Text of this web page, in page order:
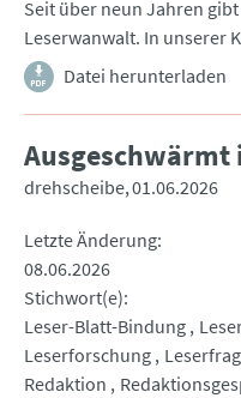
Seit über neun Jahren
Leserwanwalt. In unserer
Datei herunterladen
Ausgeschwärmt
drehscheibe 01.06.2026
Letzte Änderung
08.06.2026
Stichwort(e)
Leser-Blatt-Bindung
Leserforschung
Redaktion